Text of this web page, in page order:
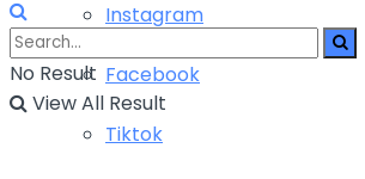
Instagram
Facebook
Tiktok
No Result
View All Result